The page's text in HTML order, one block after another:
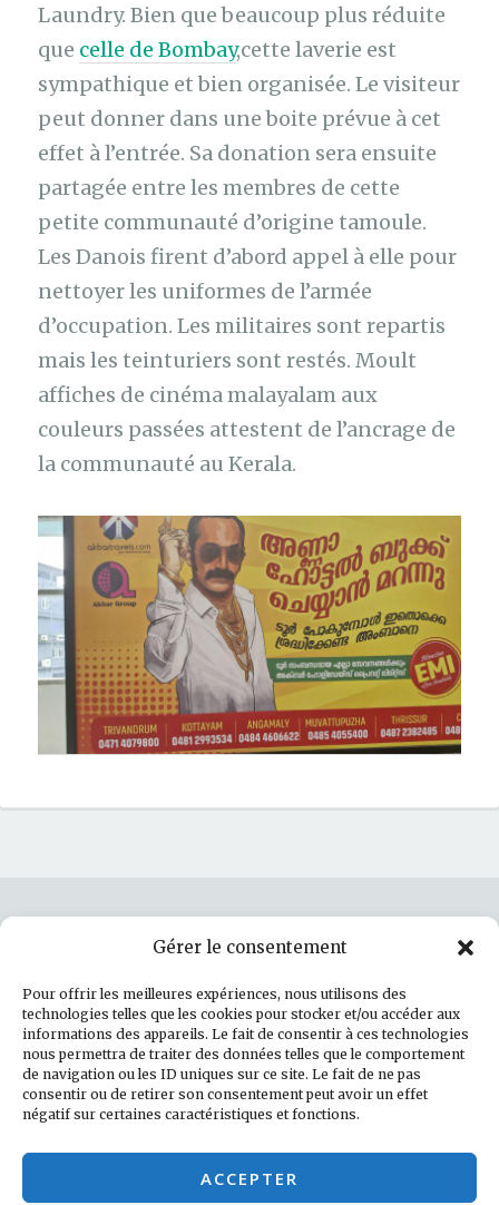
Gérer le consentement
Pour offrir les meilleures expériences, nous utilisons des
technologies telles que les cookies pour stocker et/ou accéder aux
informations des appareils. Le fait de consentir à ces technologies
nous permettra de traiter des données telles que le comportement
de navigation ou les ID uniques sur ce site. Le fait de ne pas
consentir ou de retirer son consentement peut avoir un effet
négatif sur certaines caractéristiques et fonctions.
ACCEPTER
Laundry. Bien que beaucoup plus réduite
que celle de Bombay,cette laverie est
sympathique et bien organisée. Le visiteur
peut donner dans une boite prévue à cet
effet à l’entrée. Sa donation sera ensuite
partagée entre les membres de cette
petite communauté d’origine tamoule.
Les Danois firent d’abord appel à elle pour
nettoyer les uniformes de l’armée
d’occupation. Les militaires sont repartis
mais les teinturiers sont restés. Moult
affiches de cinéma malayalam aux
couleurs passées attestent de l’ancrage de
la communauté au Kerala.
Politique de cookies (UE)